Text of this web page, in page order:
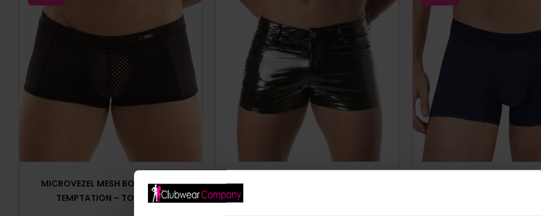
MICROVEZEL MESH BOXERSHORT
TEMPTATION – TOF PARIS
TOF PARIS – 5-POCKET SHORT – LAK –